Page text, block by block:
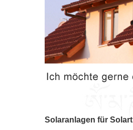
Solaranlagen für